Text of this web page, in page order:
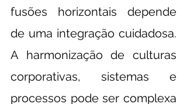
fusões horizontais depende
de uma integração cuidadosa.
A harmonização de culturas
corporativas, sistemas e
processos pode ser complexa